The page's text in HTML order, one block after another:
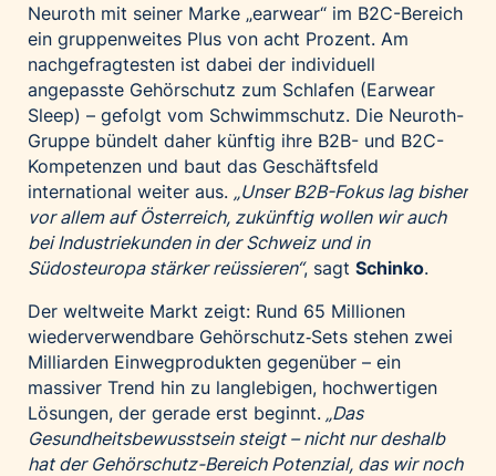
Neuroth mit seiner Marke „earwear“ im B2C-Bereich
ein gruppenweites Plus von acht Prozent. Am
nachgefragtesten ist dabei der individuell
angepasste Gehörschutz zum Schlafen (Earwear
Sleep) – gefolgt vom Schwimmschutz. Die Neuroth-
Gruppe bündelt daher künftig ihre B2B- und B2C-
Kompetenzen und baut das Geschäftsfeld
international weiter aus. „Unser B2B-Fokus lag bisher
vor allem auf Österreich, zukünftig wollen wir auch
bei Industriekunden in der Schweiz und in
Südosteuropa stärker reüssieren“, sagt Schinko.
Der weltweite Markt zeigt: Rund 65 Millionen
wiederverwendbare Gehörschutz‑Sets stehen zwei
Milliarden Einwegprodukten gegenüber – ein
massiver Trend hin zu langlebigen, hochwertigen
Lösungen, der gerade erst beginnt. „Das
Gesundheitsbewusstsein steigt – nicht nur deshalb
hat der Gehörschutz-Bereich Potenzial, das wir noch